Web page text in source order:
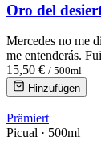
Oro del
Mercedes no me
me entenderás.
15,50 € / 500ml
Hinzufügen
Prämiert
Picual · 500ml